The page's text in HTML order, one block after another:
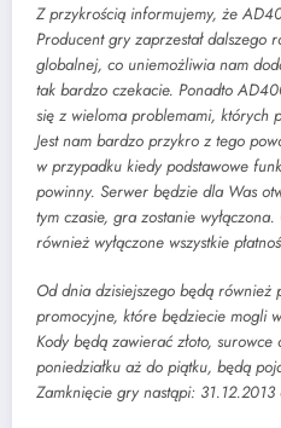
Z przykrością informujemy, że
Producent gry zaprzestał dalszego
globalnej, co uniemożliwia nam
tak bardzo czekacie. Ponadto
się z wieloma problemami, których
Jest nam bardzo przykro z tego
w przypadku kiedy podstawowe
powinny. Serwer będzie dla Was
tym czasie, gra zostanie
również wyłączone wszystkie
Od dnia dzisiejszego będą również
promocyjne, które będziecie mogli
Kody będą zawierać złoto,
poniedziałku aż do piątku, będą
Zamknięcie gry nastąpi: